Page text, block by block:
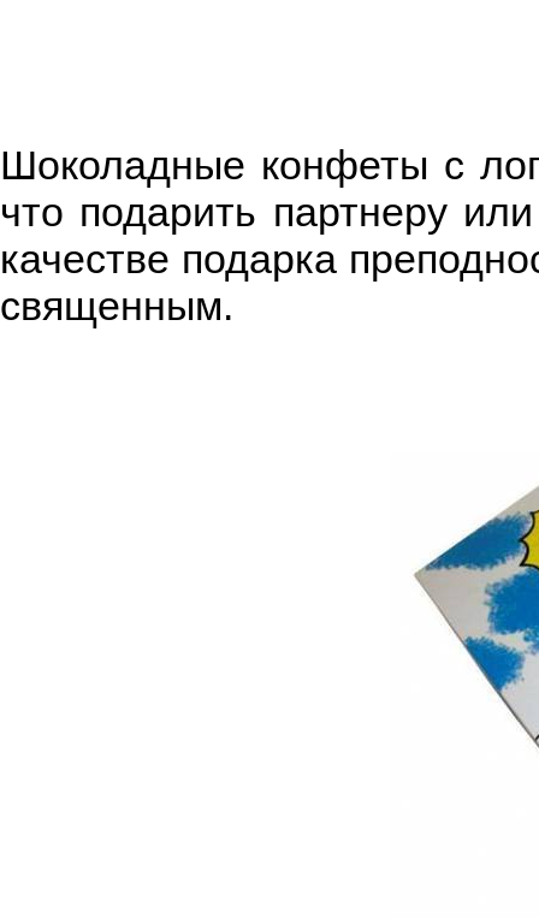
Шоколадные конфеты с
что подарить партнеру
качестве подарка
священным.